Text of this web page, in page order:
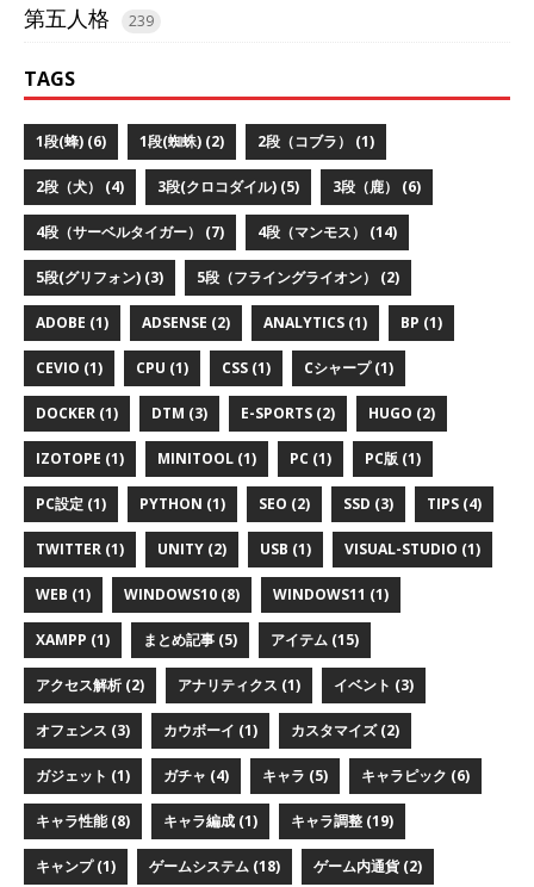
第五人格 239
TAGS
1段(蜂) (6) 1段(蜘蛛) (2) 2段（コブラ） (1)
2段（犬） (4) 3段(クロコダイル) (5) 3段（鹿） (6)
4段（サーベルタイガー） (7) 4段（マンモス） (14)
5段(グリフォン) (3) 5段（フライングライオン） (2)
ADOBE (1) ADSENSE (2) ANALYTICS (1) BP (1)
CEVIO (1) CPU (1) CSS (1) Cシャープ (1)
DOCKER (1) DTM (3) E-SPORTS (2) HUGO (2)
IZOTOPE (1) MINITOOL (1) PC (1) PC版 (1)
PC設定 (1) PYTHON (1) SEO (2) SSD (3) TIPS (4)
TWITTER (1) UNITY (2) USB (1) VISUAL-STUDIO (1)
WEB (1) WINDOWS10 (8) WINDOWS11 (1)
XAMPP (1) まとめ記事 (5) アイテム (15)
アクセス解析 (2) アナリティクス (1) イベント (3)
オフェンス (3) カウボーイ (1) カスタマイズ (2)
ガジェット (1) ガチャ (4) キャラ (5) キャラピック (6)
キャラ性能 (8) キャラ編成 (1) キャラ調整 (19)
キャンプ (1) ゲームシステム (18) ゲーム内通貨 (2)